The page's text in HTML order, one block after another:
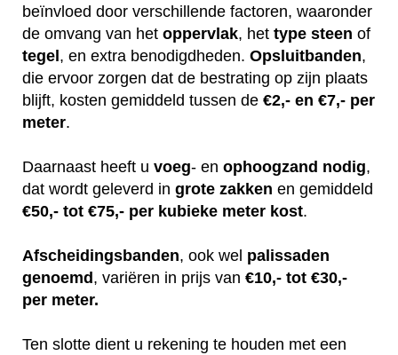
beïnvloed door verschillende factoren, waaronder
de omvang van het oppervlak, het type steen of
tegel , en extra benodigdheden. Opsluitbanden,
die ervoor zorgen dat de bestrating op zijn plaats
blijft, kosten gemiddeld tussen de €2,- en €7,- per
meter.
Daarnaast heeft u voeg- en ophoogzand nodig,
dat wordt geleverd in grote zakken en gemiddeld
€50,- tot €75,- per kubieke meter kost.
Afscheidingsbanden, ook wel palissaden
genoemd , variëren in prijs van €10,- tot €30,-
per meter.
Ten slotte dient u rekening te houden met een